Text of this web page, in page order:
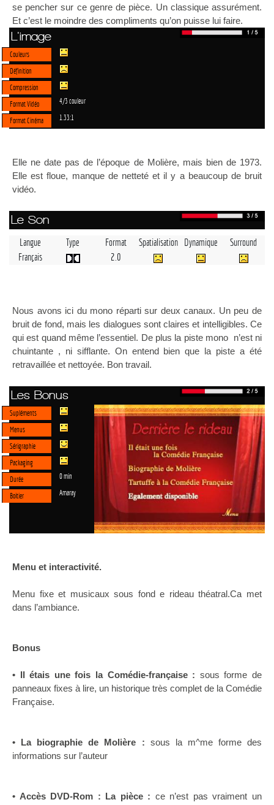
se pencher sur ce genre de pièce. Un classique assurément.
Et c’est le moindre des compliments qu’on puisse lui faire.
L'image
Couleurs
Définition
Compression
Format Vidéo
4/3 couleur
Format Cinéma 1.33:1
Elle ne date pas de l’époque de Molière, mais bien de 1973.
Elle est floue, manque de netteté et il y a beaucoup de bruit
vidéo.
Le Son
Langue Type Format Spatialisation Dynamique
Surround
Français
2.0
Nous avons ici du mono réparti sur deux canaux. Un peu de
bruit de fond, mais les dialogues sont claires et intelligibles. Ce
qui est quand même l’essentiel. De plus la piste mono n’est ni
chuintante , ni sifflante. On entend bien que la piste a été
retravaillée et nettoyée. Bon travail.
Les Bonus
Supléments
Menus
Sérigraphie
Packaging
Durée
0 min
Boitier Amaray
Menu et interactivité.
Menu fixe et musicaux sous fond e rideau théatral.Ca met
dans l’ambiance.
Bonus
• Il étais une fois la Comédie-française : sous forme de
panneaux fixes à lire, un historique très complet de la Comédie
Française.
• La biographie de Molière : sous la m^me forme des
informations sur l’auteur
• Accès DVD-Rom : La pièce : ce n’est pas vraiment un